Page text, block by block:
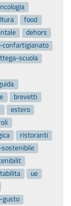
food
dehors
scuola
brevetti
estero
ristoranti
ue
gusto